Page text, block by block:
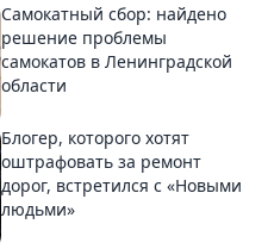
Самокатный сбор: найдено
решение проблемы
самокатов в Ленинградской
области
Блогер, которого хотят
оштрафовать за ремонт
дорог, встретился с «Новыми
людьми»